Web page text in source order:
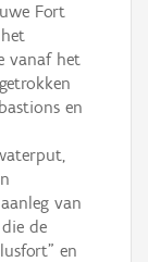
Fort
vanaf het
en
van
de
en